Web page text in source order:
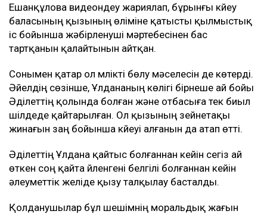
Ешанқұлова видеоүндеу жариялап, бұрынғы күйеу
баласының қызының өліміне қатысты қылмыстық
іс бойынша жәбірленуші мәртебесінен бас
тартқанын қалайтынын айтқан.
Сонымен қатар ол мүлікті бөлу мәселесін де көтерді.
Әйелдің сөзінше, Ұлдананың көлігі бірнеше ай бойы
Әділеттің қолында болған және отбасыға тек биыл
шілдеде қайтарылған. Ол қызының зейнетақы
жинағын заң бойынша күйеуі алғанын да атап өтті.
Әділеттің Ұлдана қайтыс болғаннан кейін сегіз ай
өткен соң қайта үйленгені белгілі болғаннан кейін
әлеуметтік желіде қызу талқылау басталды.
Қолданушылар бұл шешімнің моральдық жағын